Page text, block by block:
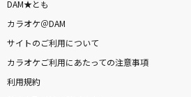
DAM★とも
カラオケ＠DAM
サイトのご利用について
カラオケご利用にあたっての注意事項
利用規約